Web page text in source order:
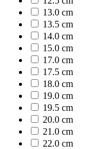
13.0 cm
13.5 cm
14.0 cm
15.0 cm
17.0 cm
17.5 cm
18.0 cm
19.0 cm
19.5 cm
20.0 cm
21.0 cm
22.0 cm